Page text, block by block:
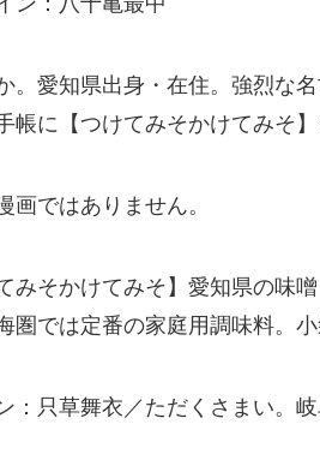
。愛知県出身・在住。強烈な
帳に【つけてみそかけてみそ
画ではありません。
みそかけてみそ】愛知県の味
圏では定番の家庭用調味料。小
：只草舞衣／ただくさまい。